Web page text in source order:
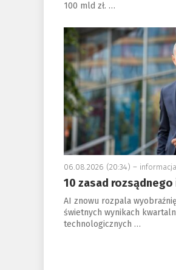
100 mld zł. …
a
06.08.2026 (20:34) –
10 zasad
AI znowu rozpala
świetnych wynikach
technologicznych …